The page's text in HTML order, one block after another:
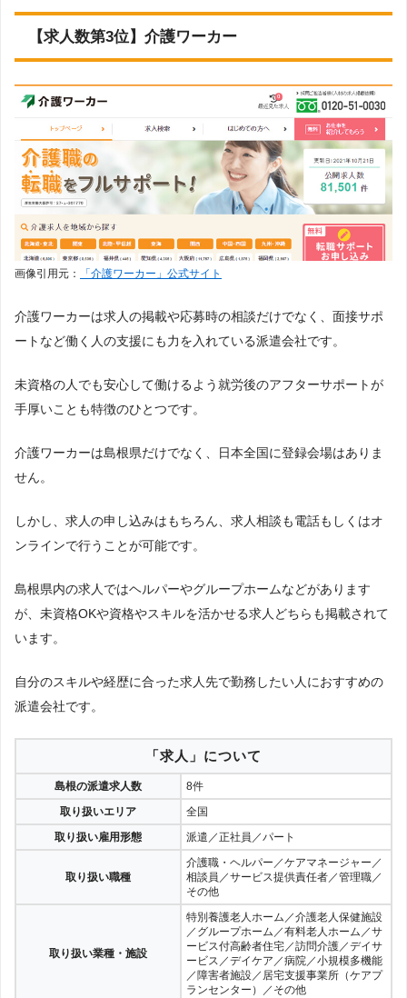
【求人数第3位】介護ワーカー
画像引用元： 「介護ワーカー」公式サイト
介護ワーカーは求人の掲載や応募時の相談だけでなく、面接サポ
ートなど働く人の支援にも力を入れている派遣会社です。
未資格の人でも安心して働けるよう就労後のアフターサポートが
手厚いことも特徴のひとつです。
介護ワーカーは島根県だけでなく、日本全国に登録会場はありま
せん。
しかし、求人の申し込みはもちろん、求人相談も電話もしくはオ
ンラインで行うことが可能です。
島根県内の求人ではヘルパーやグループホームなどがあります
が、未資格OKや資格やスキルを活かせる求人どちらも掲載されて
います。
自分のスキルや経歴に合った求人先で勤務したい人におすすめの
派遣会社です。
「求人」について
島根の派遣求人数
8件
取り扱いエリア
全国
取り扱い雇用形態
派遣／正社員／パート
取り扱い職種
介護職・ヘルパー／ケアマネージャー／
相談員／サービス提供責任者／管理職／
その他
取り扱い業種・施設
特別養護老人ホーム／介護老人保健施設
／グループホーム／有料老人ホーム／サ
ービス付高齢者住宅／訪問介護／デイサ
ービス／デイケア／病院／小規模多機能
／障害者施設／居宅支援事業所（ケアプ
ランセンター）／その他